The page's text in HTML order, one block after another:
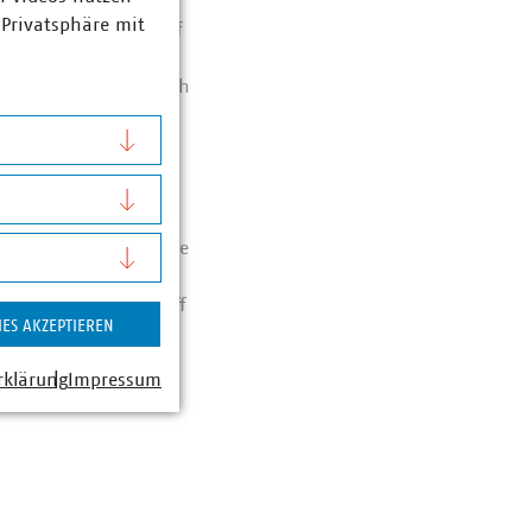
Thema Wasserstoff
wurde, dass
sondern sich
oder den
und
eingebunden
to-Gas-Anlage sowie
besuchte
Thema Wasserstoff
mit
AKZEPTIEREN
Impressum